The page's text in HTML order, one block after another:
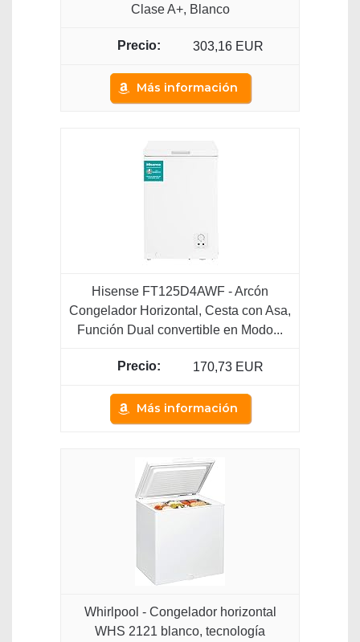
Clase A+, Blanco
303,16 EUR
Más información
Hisense FT125D4AWF - Arcón
Congelador Horizontal, Cesta con Asa,
Función Dual convertible en Modo...
170,73 EUR
Más información
Whirlpool - Congelador horizontal
WHS 2121 blanco, tecnología